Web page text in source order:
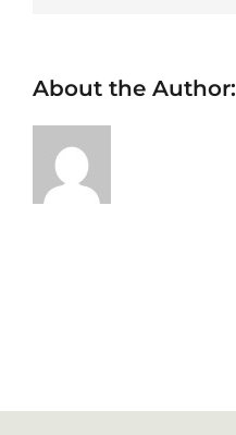
About the Author: